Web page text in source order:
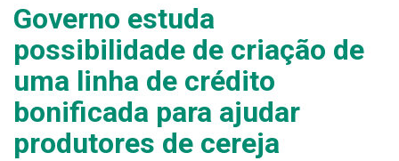
Governo estuda
possibilidade de criação de
uma linha de crédito
bonificada para ajudar
produtores de cereja